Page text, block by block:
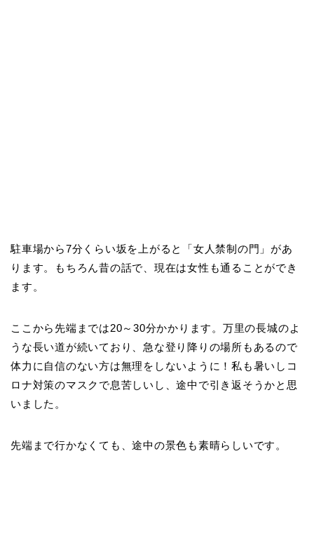
駐車場から7分くらい坂を上がると「女人禁制の門」があ
ります。もちろん昔の話で、現在は女性も通ることができ
ます。
ここから先端までは20～30分かかります。万里の長城のよ
うな長い道が続いており、急な登り降りの場所もあるので
体力に自信のない方は無理をしないように！私も暑いしコ
ロナ対策のマスクで息苦しいし、途中で引き返そうかと思
いました。
先端まで行かなくても、途中の景色も素晴らしいです。